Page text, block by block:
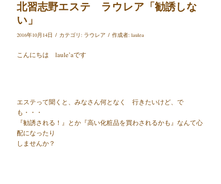
北習志野エステ ラウレア「勧誘しな
い」
2016年10月14日 / カテゴリ: ラウレア / 作成者: laulea
こんにちは laule’aです
エステって聞くと、みなさん何となく 行きたいけど、で
も・・・
『勧誘される！』とか『高い化粧品を買わされるかも』なんて心
配になったり
しませんか？